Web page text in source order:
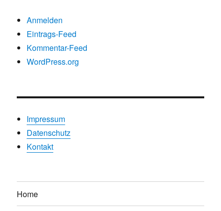
Anmelden
Eintrags-Feed
Kommentar-Feed
WordPress.org
Impressum
Datenschutz
Kontakt
Home